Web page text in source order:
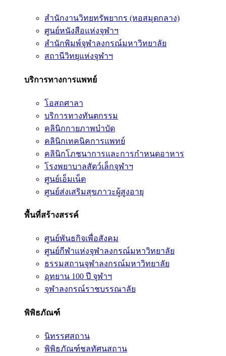
สำนักงานวิทยทรัพยากร (หอสมุดกลาง)
ศูนย์หนังสือแห่งจุฬาฯ
สำนักพิมพ์จุฬาลงกรณ์มหาวิทยาลัย
สถานีวิทยุแห่งจุฬาฯ
บริการทางการแพทย์
โอสถศาลา
บริการทางทันตกรรม
คลินิกกายภาพบำบัด
คลินิกเทคนิคการแพทย์
คลินิกโภชนาการและการกำหนดอาหาร
โรงพยาบาลสัตว์เล็กจุฬาฯ
ศูนย์เอ็มเน็ต
ศูนย์ส่งเสริมสุขภาวะผู้สูงอายุ
พื้นที่สร้างสรรค์
ศูนย์พันธกิจเพื่อสังคม
ศูนย์กีฬาแห่งจุฬาลงกรณ์มหาวิทยาลัย
ธรรมสถานจุฬาลงกรณ์มหาวิทยาลัย
อุทยาน 100 ปี จุฬาฯ
จุฬาลงกรณ์ราชบรรณาลัย
พิพิธภัณฑ์
นิทรรศสถาน
พิพิธภัณฑ์ชลทัศนสถาน